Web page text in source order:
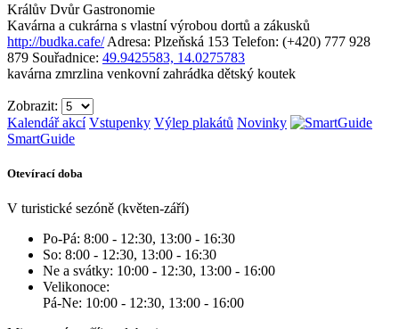
Králův Dvůr Gastronomie
Kavárna a cukrárna s vlastní výrobou dortů a zákusků
http://budka.cafe/ Adresa: Plzeňská 153 Telefon: (+420) 777 928
879 Souřadnice: 49.9425583, 14.0275783
kavárna zmrzlina venkovní zahrádka dětský koutek
Zobrazit:
Kalendář akcí Vstupenky Výlep plakátů Novinky
SmartGuide
Otevírací doba
V turistické sezóně (květen-září)
Po-Pá: 8:00 - 12:30, 13:00 - 16:30
So: 8:00 - 12:30, 13:00 - 16:30
Ne a svátky: 10:00 - 12:30, 13:00 - 16:00
Velikonoce:
Pá-Ne: 10:00 - 12:30, 13:00 - 16:00